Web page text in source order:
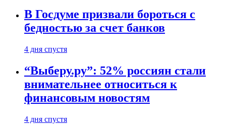
В Госдуме призвали бороться с
бедностью за счет банков
4 дня спустя
“Выберу.ру”: 52% россиян стали
внимательнее относиться к
финансовым новостям
4 дня спустя